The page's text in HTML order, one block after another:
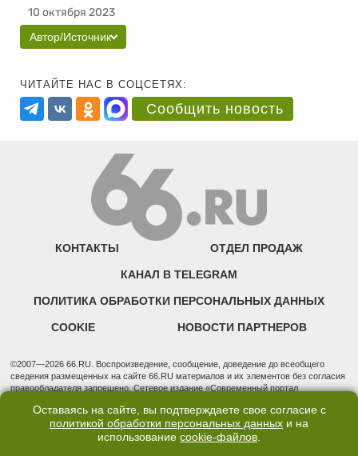
10 октября 2023
Автор/Источник
ЧИТАЙТЕ НАС В СОЦСЕТЯХ:
Сообщить новость
КОНТАКТЫ ОТДЕЛ ПРОДАЖ
КАНАЛ В TELEGRAM
ПОЛИТИКА ОБРАБОТКИ ПЕРСОНАЛЬНЫХ ДАННЫХ
COOKIE НОВОСТИ ПАРТНЕРОВ
©2007—2026 66.RU. Воспроизведение, сообщение, доведение до всеобщего
сведения размещенных на сайте 66.RU материалов и их элементов без согласия
правообладателя запрещено. Сетевое издание «Современный портал
надзору в сфере связи, информационных технологий и массовых коммуникаций
(Роскомнадзор). Регистрационный номер ЭЛ № ФС 77 - 76634 от 02.09.2019
Учредитель: Общество с ограниченной ответственностью "66.ру". Юридический
Оставаясь на сайте, вы подтверждаете свое согласие с
политикой обработки персональных данных и на
использование cookie-файлов.